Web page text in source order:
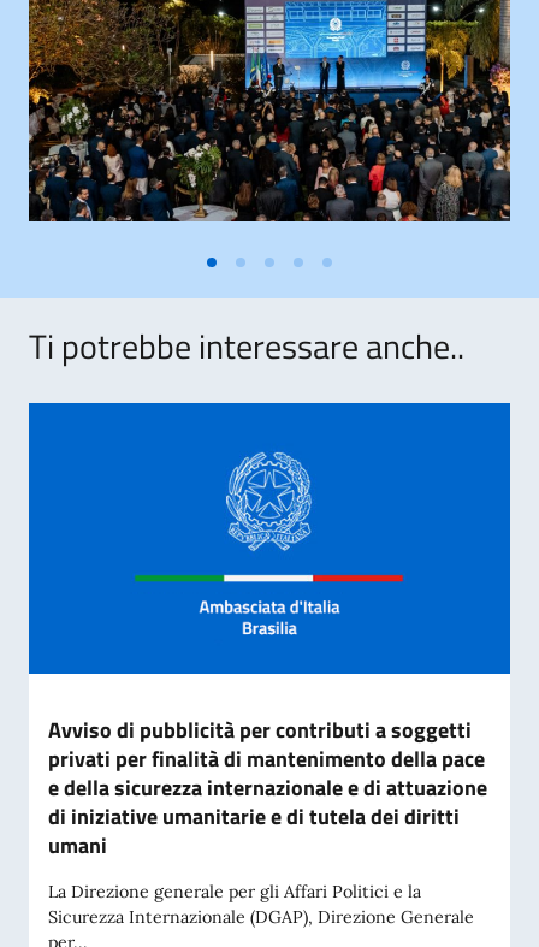
Ti potrebbe interessare anche..
Avviso di pubblicità per contributi a soggetti
privati per finalità di mantenimento della pace
e della sicurezza internazionale e di attuazione
di iniziative umanitarie e di tutela dei diritti
umani
La Direzione generale per gli Affari Politici e la
Sicurezza Internazionale (DGAP), Direzione Generale
per...